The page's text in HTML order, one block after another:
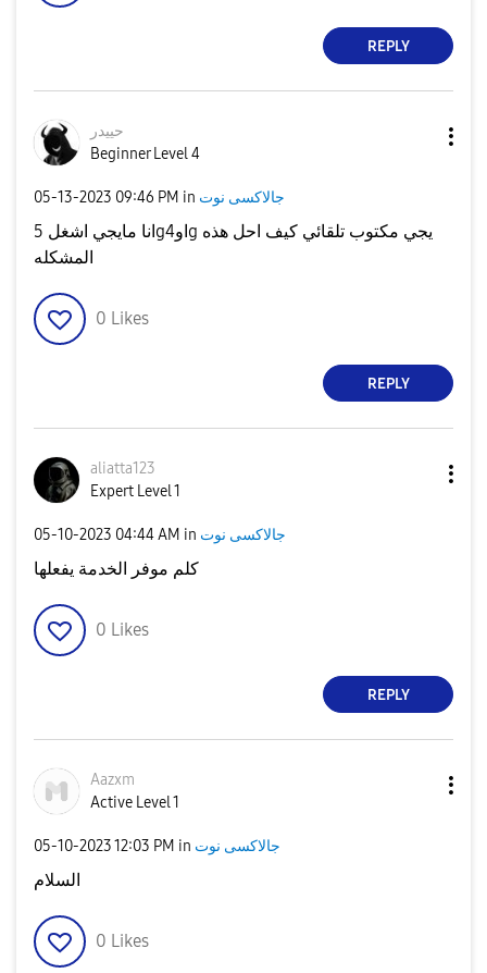
REPLY
حييدر
Beginner Level 4
‎05-13-2023 09:46 PM in جالاكسى نوت
انا مايجي اشغل 5gاو4g يجي مكتوب تلقائي كيف احل هذه
المشكله
0 Likes
REPLY
aliatta123
Expert Level 1
‎05-10-2023 04:44 AM in جالاكسى نوت
كلم موفر الخدمة يفعلها
0 Likes
REPLY
Aazxm
Active Level 1
‎05-10-202312:03 PM in جالاكسى نوت
السلام
0 Likes